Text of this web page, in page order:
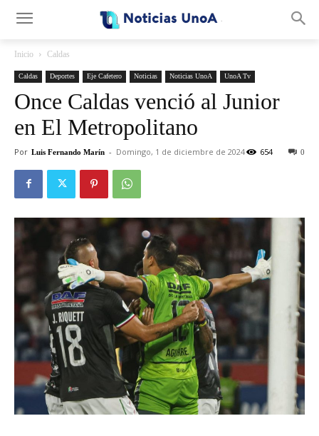
Inicio Caldas
Caldas Deportes Eje Cafetero Noticias Noticias UnoA UnoA Tv
Once Caldas venció al Junior
en El Metropolitano
Por Luis Fernando Marín - Domingo, 1 de diciembre de 2024 0
654